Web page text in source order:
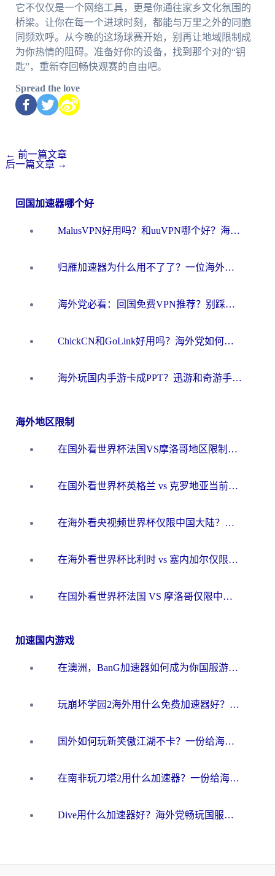
它不仅仅是一个网络工具，更是你通往家乡文化氛围的
桥梁。让你在每一个进球时刻，都能与万里之外的同胞
同频欢呼。从今晚的这场球赛开始，别再让地域限制成
为你热情的阻碍。准备好你的设备，找到那个对的“钥
匙”，重新夺回畅快观赛的自由吧。
Spread the love
← 前一篇文章
后一篇文章 →
回国加速器哪个好
MalusVPN好用吗？和uuVPN哪个好？海外党无缝访问国内资源的真实对比与选择指南
归雁加速器为什么用不了了？一位海外游子的真实困惑与技术解答
海外党必看：回国免费VPN推荐？别踩坑！教你选对加速器无缝刷国内资源
ChickCN和GoLink好用吗？海外党如何选对回国加速器
海外玩国内手游卡成PPT？迅游和奇游手游哪个好？一篇讲透回国加速器怎么选
海外地区限制
在国外看世界杯法国VS摩洛哥地区限制？这篇指南让你流畅看中文解说无压力
在国外看世界杯英格兰 vs 克罗地亚当前地区不可播放？这篇指南帮你搞定所有海外观赛难题
在海外看央视频世界杯仅限中国大陆？这篇指南帮你解锁中文解说+无卡顿直播
在海外看世界杯比利时 vs 塞内加尔仅限中国大陆？我找到了最流畅的中文解说之路
在国外看世界杯法国 VS 摩洛哥仅限中国大陆？海外党这样看中文解说赛事不卡顿
加速国内游戏
在澳洲，BanG加速器如何成为你国服游戏的“时光机”？
玩崩坏学园2海外用什么免费加速器好？2026海外党亲测国服游戏加速指南
国外如何玩新笑傲江湖不卡？一份给海外游子的终极网络指南
在南非玩刀塔2用什么加速器？一份给海外游子的终极生存指南
Dive用什么加速器好？海外党畅玩国服游戏的终极避坑指南